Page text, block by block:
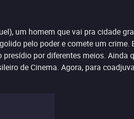
um homem que vai pra cidade
pelo poder e comete um crime.
por diferentes meios. Ainda
de Cinema. Agora, para